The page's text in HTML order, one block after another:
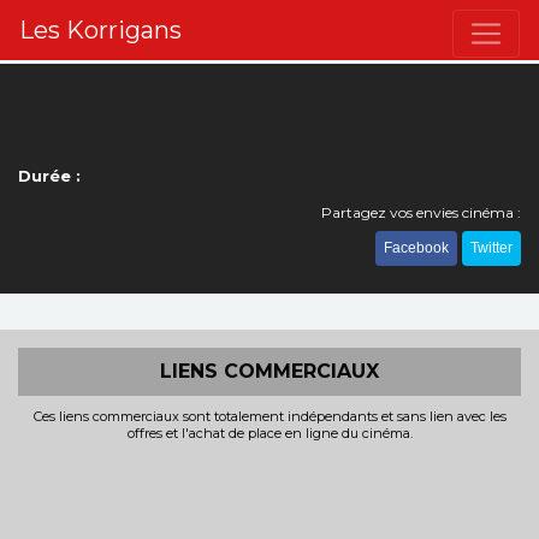
Les Korrigans
Durée :
Partagez vos envies cinéma :
Facebook Twitter
LIENS COMMERCIAUX
Ces liens commerciaux sont totalement indépendants et sans lien avec les
offres et l'achat de place en ligne du cinéma.